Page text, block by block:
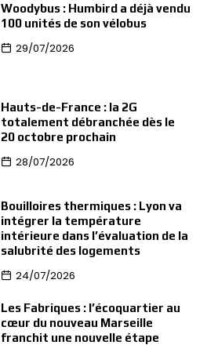
Woodybus : Humbird a déjà vendu
100 unités de son vélobus
29/07/2026
Hauts-de-France : la 2G
totalement débranchée dès le
20 octobre prochain
28/07/2026
Bouilloires thermiques : Lyon va
intégrer la température
intérieure dans l’évaluation de la
salubrité des logements
24/07/2026
Les Fabriques : l’écoquartier au
cœur du nouveau Marseille
franchit une nouvelle étape